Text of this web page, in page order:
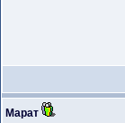
Марат